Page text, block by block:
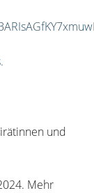
und
Mehr